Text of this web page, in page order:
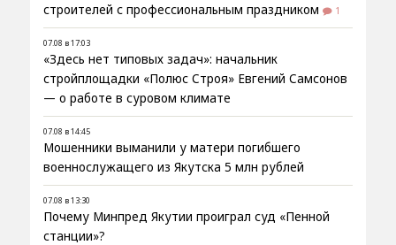
строителей с профессиональным праздником
1
07.08 в 17:03
«Здесь нет типовых задач»: начальник
стройплощадки «Полюс Строя» Евгений Самсонов
— о работе в суровом климате
07.08 в 14:45
Мошенники выманили у матери погибшего
военнослужащего из Якутска 5 млн рублей
07.08 в 13:30
Почему Минпред Якутии проиграл суд «Пенной
станции»?